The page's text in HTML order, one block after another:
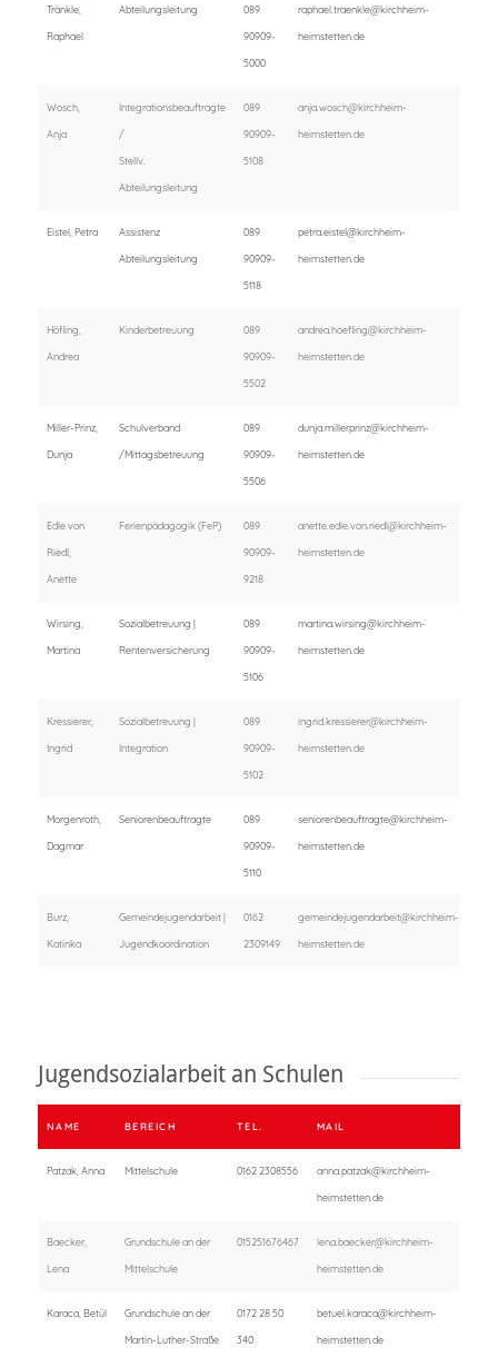
Tränkle,
Raphael
Abteilungsleitung 089
90909-
5000
raphael.traenkle@kirchheim-
heimstetten.de
Wosch,
Anja
Integrationsbeauftragte
/
Stellv.
Abteilungsleitung
089
90909-
5108
anja.wosch@kirchheim-
heimstetten.de
Eistel, Petra Assistenz
Abteilungsleitung
089
90909-
5118
petra.eistel@kirchheim-
heimstetten.de
Höfling,
Andrea
Kinderbetreuung 089
90909-
5502
andrea.hoefling@kirchheim-
heimstetten.de
Miller-Prinz,
Dunja
Schulverband
/Mittagsbetreuung
089
90909-
5506
dunja.millerprinz@kirchheim-
heimstetten.de
Edle von
Riedl,
Anette
Ferienpädagogik (FeP) 089
90909-
9218
anette.edle.von.riedl@kirchheim-
heimstetten.de
Wirsing,
Martina
Sozialbetreuung |
Rentenversicherung
089
90909-
5106
martina.wirsing@kirchheim-
heimstetten.de
Kressierer,
Ingrid
Sozialbetreuung |
Integration
089
90909-
5102
ingrid.kressierer@kirchheim-
heimstetten.de
Morgenroth,
Dagmar
Seniorenbeauftragte 089
90909-
5110
seniorenbeauftragte@kirchheim-
heimstetten.de
Burz,
Katinka
Gemeindejugendarbeit |
Jugendkoordination
0162
2309149
gemeindejugendarbeit@kirchheim-
heimstetten.de
Jugendsozialarbeit an Schulen
NAME BEREICH TEL. MAIL
Patzak, Anna Mittelschule 0162 2308556 anna.patzak@kirchheim-
heimstetten.de
Baecker,
Lena
Grundschule an der
Mittelschule
015251676467 lena.baecker@kirchheim-
heimstetten.de
Karaca, Betül Grundschule an der
Martin-Luther-Straße
0172 28 50
340
betuel.karaca@kirchheim-
heimstetten.de